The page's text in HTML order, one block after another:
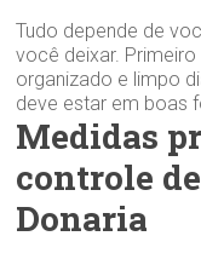
Tudo depende de
você deixar.
organizado e limpo
deve estar em boas
Medidas
controle
Donaria